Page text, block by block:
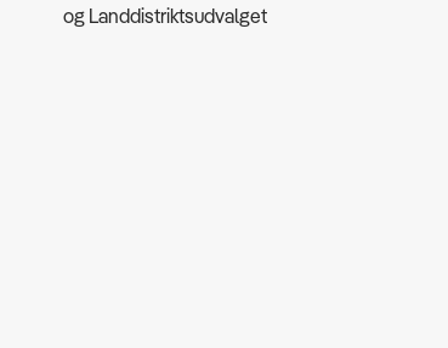
og Landdistriktsudvalget